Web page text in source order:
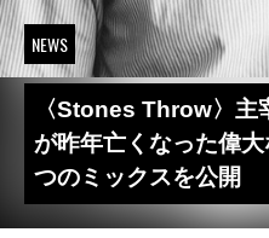
NEWS
〈Stones Throw〉
が昨年亡くなった偉
つのミックスを公開